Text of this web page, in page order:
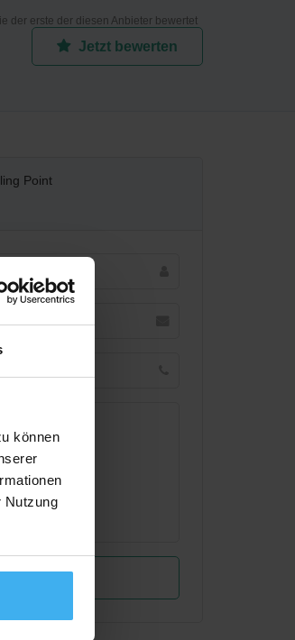
können
Nutzung
der erste der diesen Anbieter bewertet
Jetzt bewerten
Point